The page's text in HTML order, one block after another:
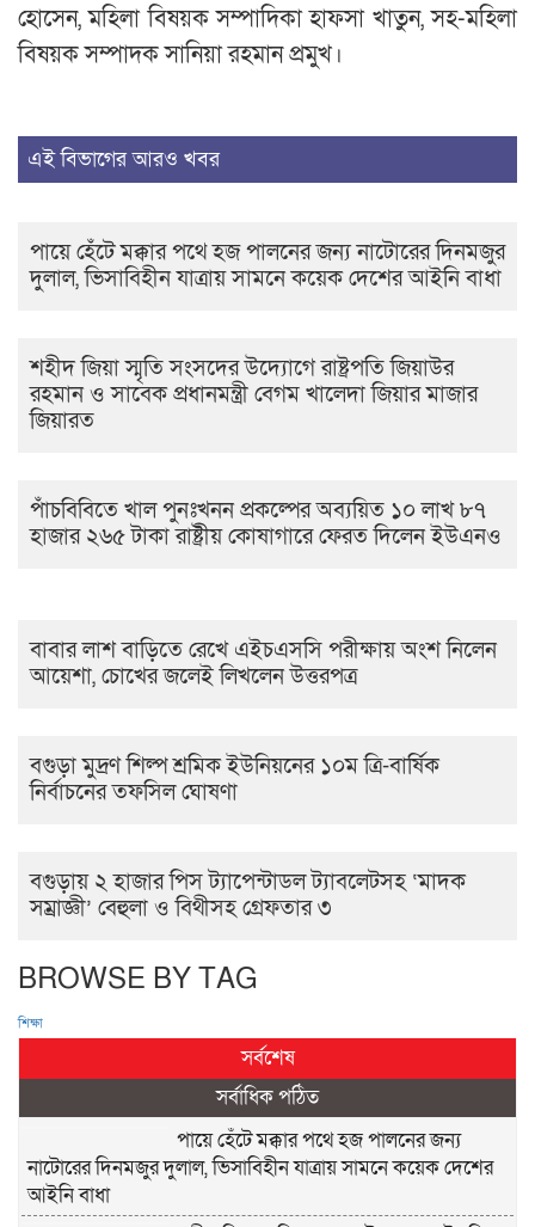
হোসেন, মহিলা বিষয়ক সম্পাদিকা হাফসা খাতুন, সহ-মহিলা
বিষয়ক সম্পাদক সানিয়া রহমান প্রমুখ।
এই বিভাগের আরও খবর
পায়ে হেঁটে মক্কার পথে হজ পালনের জন্য নাটোরের দিনমজুর
দুলাল, ভিসাবিহীন যাত্রায় সামনে কয়েক দেশের আইনি বাধা
শহীদ জিয়া স্মৃতি সংসদের উদ্যোগে রাষ্ট্রপতি জিয়াউর
রহমান ও সাবেক প্রধানমন্ত্রী বেগম খালেদা জিয়ার মাজার
জিয়ারত
পাঁচবিবিতে খাল পুনঃখনন প্রকল্পের অব্যয়িত ১০ লাখ ৮৭
হাজার ২৬৫ টাকা রাষ্ট্রীয় কোষাগারে ফেরত দিলেন ইউএনও
বাবার লাশ বাড়িতে রেখে এইচএসসি পরীক্ষায় অংশ নিলেন
আয়েশা, চোখের জলেই লিখলেন উত্তরপত্র
বগুড়া মুদ্রণ শিল্প শ্রমিক ইউনিয়নের ১০ম ত্রি-বার্ষিক
নির্বাচনের তফসিল ঘোষণা
বগুড়ায় ২ হাজার পিস ট্যাপেন্টাডল ট্যাবলেটসহ ‘মাদক
সম্রাজ্ঞী’ বেহুলা ও বিথীসহ গ্রেফতার ৩
BROWSE BY TAG
শিক্ষা
সর্বশেষ
সর্বাধিক পঠিত
পায়ে হেঁটে মক্কার পথে হজ পালনের জন্য
নাটোরের দিনমজুর দুলাল, ভিসাবিহীন যাত্রায় সামনে কয়েক দেশের
আইনি বাধা